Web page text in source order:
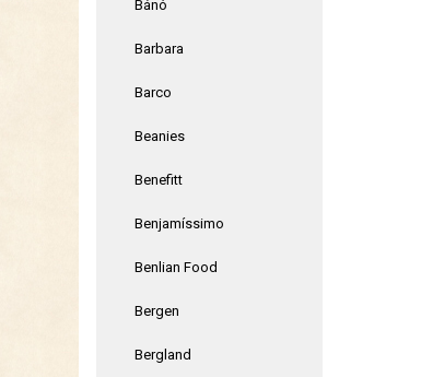
Bánó
Barbara
Barco
Beanies
Benefitt
Benjamíssimo
Benlian Food
Bergen
Bergland